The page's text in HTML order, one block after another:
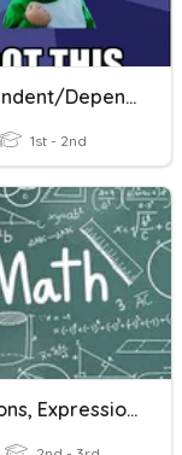
Independent/Dependent Clauses
1st - 2nd
Equations, Expressions And Variables